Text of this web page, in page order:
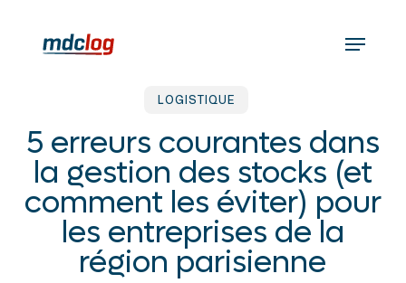
content
Menu
LOGISTIQUE
5 erreurs courantes dans
la gestion des stocks (et
comment les éviter) pour
les entreprises de la
région parisienne